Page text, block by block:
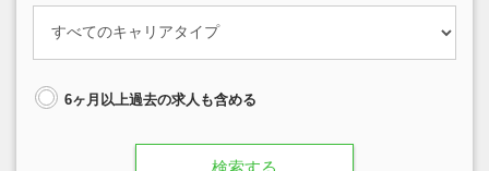
6ヶ月以上過去の求人も含める
検索する